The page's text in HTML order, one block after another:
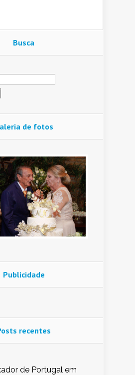
Busca
de fotos
Publicidade
recentes
de Portugal em